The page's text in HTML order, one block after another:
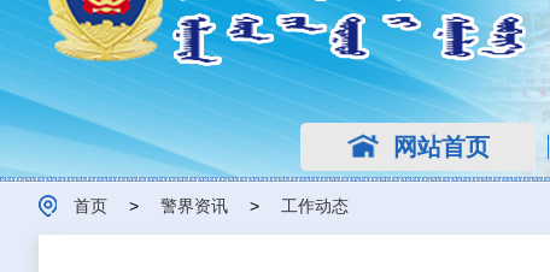
网站首页
首页 > 警界资讯 > 工作动态